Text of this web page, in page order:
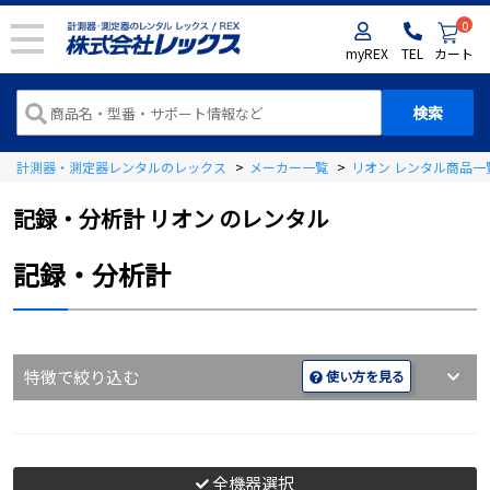
myREX TEL
0
カート
計測器・測定器レンタルのレックス > メーカー一覧 > リオン レンタル商品一
記録・分析計 リオン のレンタル
記録・分析計
使い方を見る
特徴で絞り込む
全機器選択